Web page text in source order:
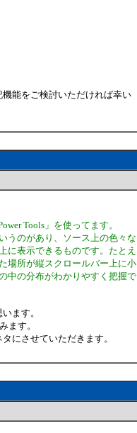
能をご検討いただければ幸い
Tools」を使ってます。
うのがあり、ソース上の色々な
に表示できるものです。たとえ
場所が縦スクロールバー上に小
中の分布がわかりやすく把握で
ます。
ます。
にさせていただきます。